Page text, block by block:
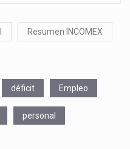
Resumen INCOMEX
déficit Empleo
personal